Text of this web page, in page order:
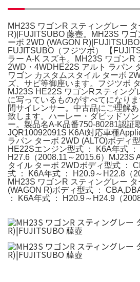
MH23S ワゴンR スティングレー タ
R)|FUJITSUBO 藤壺。MH23S ワ
ーボ 2WD (WAGON R)|FUJITSUBO
FUJITSUBO（フジツボ） 【
ラー A-K スズキ。MH23S ワゴンR
2WD・4WDHE22S アルト ラパン
ワゴン カスタムスタイル ターボ
ズ、サビ等御座います。フジツボ
MJ23S HE22S ワゴンRスティング
に写っているものがすべてになり
間サイレンサー。中古品にご理解
致します。ハーレー・ダビッドソ
ー。製品名A-K品番750-80281認証
JQR10092091S K6At対応車種
ラパン ターボ 2WD (ALTO)ボディ
HE22Sエンジン型式 ： K6A年式 ：
H27.6（2008.11～2015.6）MJ23S
タイル ターボ 2WDボディ型式 ：
式 ： K6A年式 ： H20.9～H22.8（
MH23S ワゴンR スティングレー
(WAGON R)ボディ型式 ：
： K6A年式 ： H20.9～H24.9（